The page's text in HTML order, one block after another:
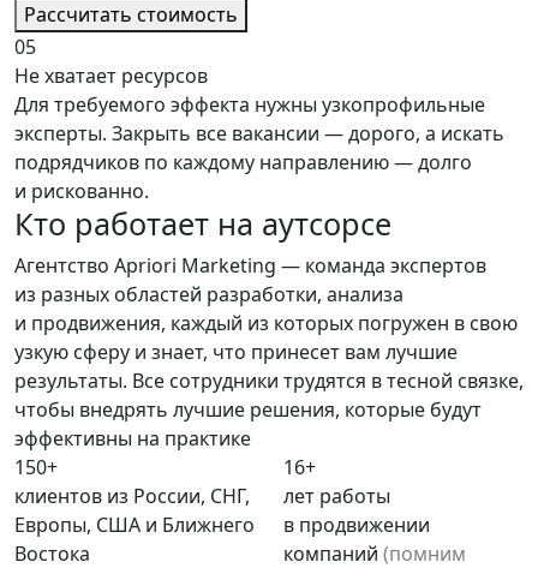
Рассчитать стоимость
05
Не хватает ресурсов
Для требуемого эффекта нужны узкопрофильные
эксперты. Закрыть все вакансии — дорого, а искать
подрядчиков по каждому направлению — долго
и рискованно.
Кто работает на аутсорсе
Агентство Apriori Marketing — команда экспертов
из разных областей разработки, анализа
и продвижения, каждый из которых погружен в свою
узкую сферу и знает, что принесет вам лучшие
результаты. Все сотрудники трудятся в тесной связке,
чтобы внедрять лучшие решения, которые будут
эффективны на практике
150+
клиентов из России, СНГ,
Европы, США и Ближнего
Востока
16+
лет работы
в продвижении
компаний (помним